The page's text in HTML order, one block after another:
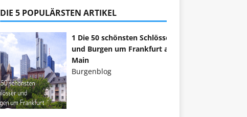
DIE 5 POPULÄRSTEN ARTIKEL
1 Die 50 schönsten Schlösser
und Burgen um Frankfurt am
Main
Burgenblog